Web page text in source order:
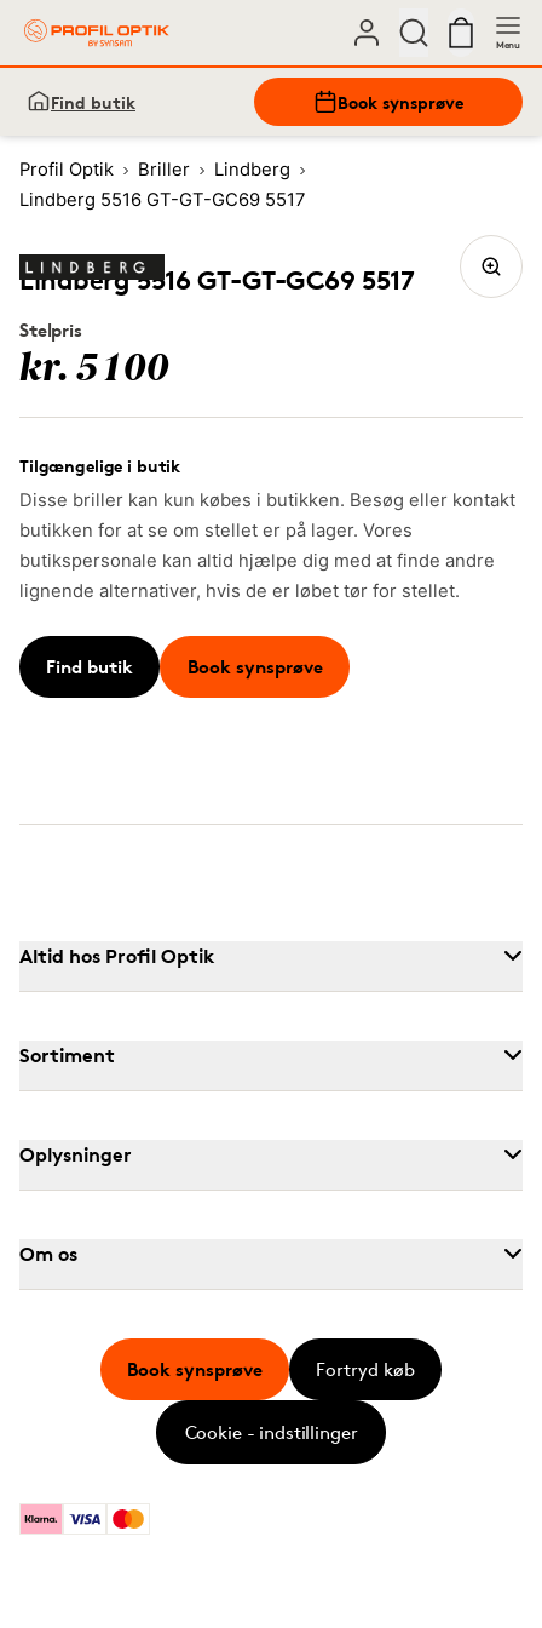
Menu
Find butik Book synsprøve
Profil Optik Briller
Lindberg
Lindberg 5516 GT-GT-GC69 5517
Lindberg 5516 GT-GT-GC69 5517
Stelpris
kr. 5100
Tilgængelige i butik
Disse briller kan kun købes i butikken. Besøg eller kontakt
butikken for at se om stellet er på lager. Vores
butikspersonale kan altid hjælpe dig med at finde andre
lignende alternativer, hvis de er løbet tør for stellet.
Find butik Book synsprøve
Altid hos Profil Optik
Sortiment
Oplysninger
Om os
KlarnaVisa Mastercard
Book synsprøve Fortryd køb
Cookie - indstillinger